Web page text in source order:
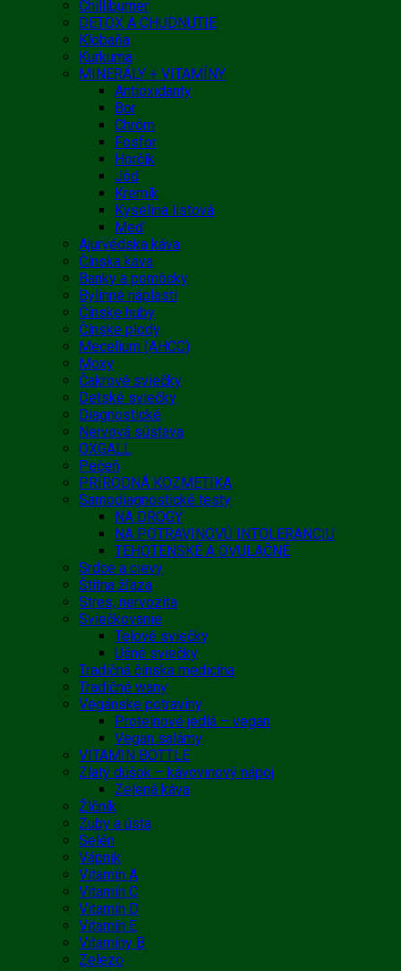
Chilliburner
DETOX A CHUDNUTIE
Klobaňa
Kurkuma
MINERÁLY + VITAMÍNY
Antioxidanty
Bor
Chróm
Fosfor
Horčík
Jód
Kremík
Kyselina listová
Meď
Ajurvédska káva
Čínska káva
Banky a pomôcky
Bylinné náplasti
Čínske huby
Čínske plody
Mecelium (AHCC)
Moxy
Čakrové sviečky
Detské sviečky
Diagnostické
Nervová sústava
OXGALL
Pečeň
PRÍRODNÁ KOZMETIKA
Samodiagnostické testy
NA DROGY
NA POTRAVINOVÚ INTOLERANCIU
TEHOTENSKÉ A OVULAČNÉ
Srdce a cievy
Štítna žľaza
Stres, nervozita
Sviečkovanie
Telové sviečky
Ušné sviečky
Tradičná čínska medicína
Tradičné wany
Vegánske potraviny
Proteínové jedlá – vegan
Vegan salámy
VITAMIN BOTTLE
Zlatý dúšok – kávovinový nápoj
Zelená káva
Žlčník
Zuby a ústa
Selén
Vápnik
Vitamín A
Vitamín C
Vitamín D
Vitamín E
Vitamíny B
Zelezo